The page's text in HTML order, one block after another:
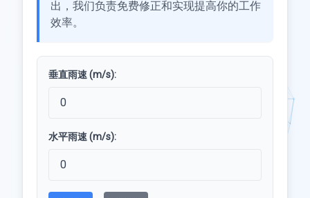
出，我们负责免费修正和实现提高你的工作
效率。
垂直雨速 (m/s):
水平雨速 (m/s):